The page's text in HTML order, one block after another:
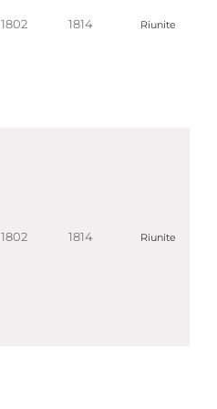
1802 1814 Riunite
1802 1814 Riunite